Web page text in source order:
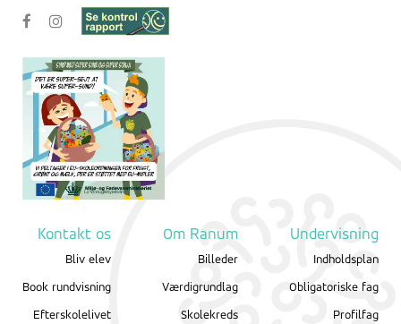
Kontakt os
Bliv elev
Book rundvisning
Efterskolelivet
Om Ranum
Billeder
Værdigrundlag
Skolekreds
Undervisning
Indholdsplan
Obligatoriske fag
Profilfag